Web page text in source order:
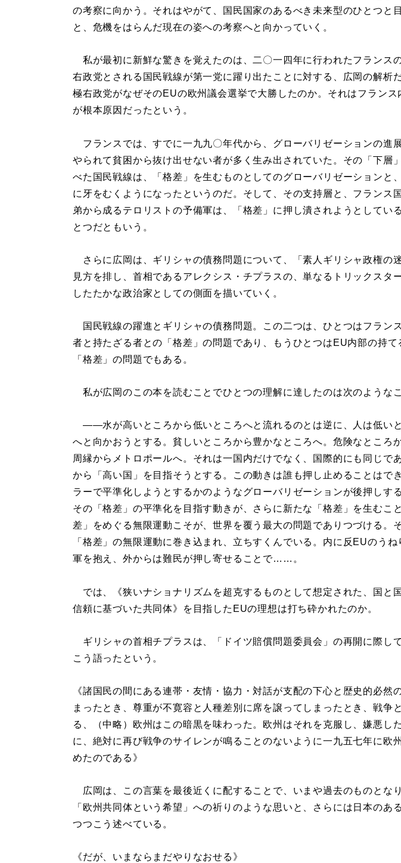
の考察に向かう。それはやがて、国民国家のあるべき未来型のひとつと
と、危機をはらんだ現在の姿への考察へと向かっていく。
私が最初に新鮮な驚きを覚えたのは、二〇一四年に行われたフランス
右政党とされる国民戦線が第一党に躍り出たことに対する、広岡の解析
極右政党がなぜそのEUの欧州議会選挙で大勝したのか。それはフランス
が根本原因だったという。
フランスでは、すでに一九九〇年代から、グローバリゼーションの進
やられて貧困から抜け出せない者が多く生み出されていた。その「下層
べた国民戦線は、「格差」を生むものとしてのグローバリゼーションと
に牙をむくようになったというのだ。そして、その支持層と、フランス
弟から成るテロリストの予備軍は、「格差」に押し潰されようとしてい
とつだともいう。
さらに広岡は、ギリシャの債務問題について、「素人ギリシャ政権の
見方を排し、首相であるアレクシス・チプラスの、単なるトリックスタ
したたかな政治家としての側面を描いていく。
国民戦線の躍進とギリシャの債務問題。この二つは、ひとつはフラン
者と持たざる者との「格差」の問題であり、もうひとつはEU内部の持て
「格差」の問題でもある。
私が広岡のこの本を読むことでひとつの理解に達したのは次のようなこ
――水が高いところから低いところへと流れるのとは逆に、人は低い
へと向かおうとする。貧しいところから豊かなところへ。危険なところ
周縁からメトロポールへ。それは一国内だけでなく、国際的にも同じで
から「高い国」を目指そうとする。この動きは誰も押し止めることはで
ラーで平準化しようとするかのようなグローバリゼーションが後押しす
その「格差」の平準化を目指す動きが、さらに新たな「格差」を生むこ
差」をめぐる無限運動こそが、世界を覆う最大の問題でありつづける。
「格差」の無限運動に巻き込まれ、立ちすくんでいる。内に反EUのう
軍を抱え、外からは難民が押し寄せることで……。
では、《狭いナショナリズムを超克するものとして想定された、国と
信頼に基づいた共同体》を目指したEUの理想は打ち砕かれたのか。
ギリシャの首相チプラスは、「ドイツ賠償問題委員会」の再開に際し
こう語ったという。
《諸国民の間にある連帯・友情・協力・対話が支配の下心と歴史的必然
まったとき、尊重が不寛容と人種差別に席を譲ってしまったとき、戦争
る、（中略）欧州はこの暗黒を味わった。欧州はそれを克服し、嫌悪し
に、絶対に再び戦争のサイレンが鳴ることのないように一九五七年に欧
めたのである》
広岡は、この言葉を最後近くに配することで、いまや過去のものとな
「欧州共同体という希望」への祈りのような思いと、さらには日本のあ
つつこう述べている。
《だが、いまならまだやりなおせる》